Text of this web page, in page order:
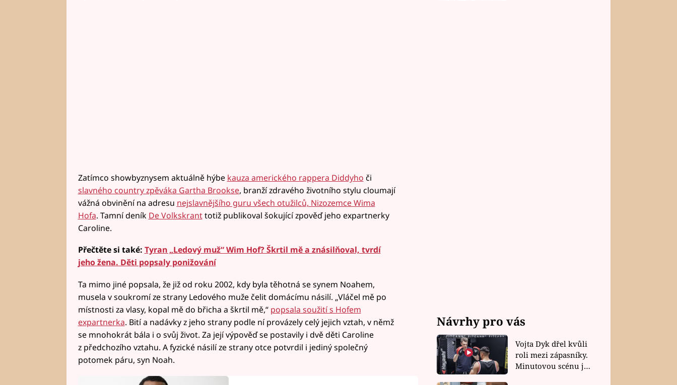
Zatímco showbyznysem aktuálně hýbe kauza amerického rappera Diddyho či
slavného country zpěváka Gartha Brookse, branží zdravého životního stylu cloumají
vážná obvinění na adresu nejslavnějšího guru všech otužilců, Nizozemce Wima
Hofa. Tamní deník De Volkskranttotiž publikoval šokující zpověď jeho expartnerky
Caroline.
Přečtěte si také: Tyran „Ledový muž“ Wim Hof? Škrtil mě a znásilňoval, tvrdí
jeho žena. Děti popsaly ponižování
Ta mimo jiné popsala, že již od roku 2002, kdy byla těhotná se synem Noahem,
musela v soukromí ze strany Ledového muže čelit domácímu násilí. „Vláčel mě po
místnosti za vlasy, kopal mě do břicha a škrtil mě,“ popsala soužití s Hofem
expartnerka. Bití a nadávky z jeho strany podle ní provázely celý jejich vztah, v němž
se mnohokrát bála i o svůj život. Za její výpověď se postavily i dvě děti Caroline
z předchozího vztahu. A fyzické násilí ze strany otce potvrdil i jediný společný
potomek páru, syn Noah.
Návrhy pro vás
Vojta Dyk dřel kvůli
roli mezi zápasníky.
Minutovou scénu jel